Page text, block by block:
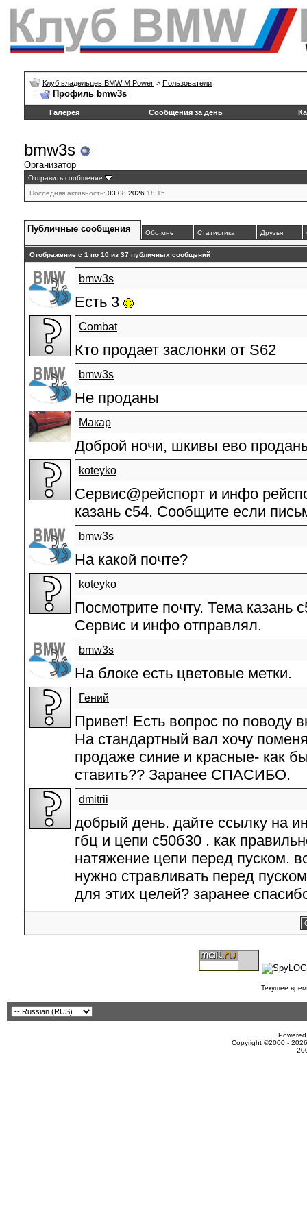
Клуб владельцев BMW M Power > Пользователи
Профиль bmw3s
Галерея Сообщения за день
bmw3s
Организатор
Отправить сообщение
Последняя активность: 03.08.2026 18:15
Публичные сообщения Обо мне Статистика Друзья
Отображение с 1 по 10 из 37 публичных сообщений
bmw3s
Есть 3
Combat
Кто продает заслонки от S62
bmw3s
Не проданы
Макар
Доброй ночи, шкивы ево
koteyko
Сервис@рейспорт и инфо
казань с54. Сообщите если
bmw3s
На какой почте?
koteyko
Посмотрите почту. Тема казань
Сервис и инфо отправлял.
bmw3s
На блоке есть цветовые метки.
Гений
Привет! Есть вопрос по поводу
На стандартный вал хочу
продаже синие и красные- как
ставить?? Заранее СПАСИБО.
dmitrii
добрый день. дайте ссылку на
гбц и цепи с50б30 . как
натяжение цепи перед пуском.
нужно стравливать перед
для этих целей? заранее
Текущее
Copyright ©2000 -